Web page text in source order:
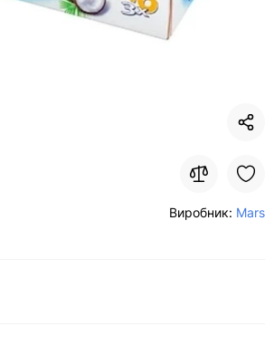
Виробник: Mars